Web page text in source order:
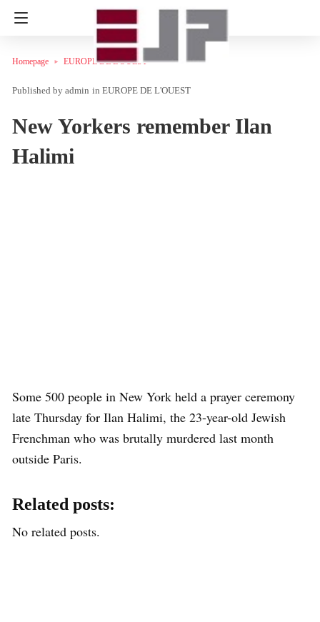
Homepage EUROPE DE L'OUEST
admin in EUROPE DE L'OUEST
New Yorkers remember Ilan
Halimi
Some 500 people in New York held a prayer ceremony
late Thursday for Ilan Halimi, the 23-year-old Jewish
Frenchman who was brutally murdered last month
outside Paris.
Related posts:
No related posts.